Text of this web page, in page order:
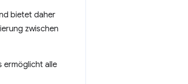
bietet daher
zwischen
ermöglicht alle